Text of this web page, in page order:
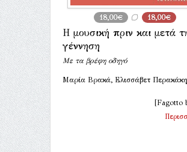
18,00€ 18,00€
Η μουσική πριν και μετά
γέννηση
Με τα βρέφη οδηγό
Μαρία Βρακά, Ελισσάβετ Περακάκη
[Fagotto